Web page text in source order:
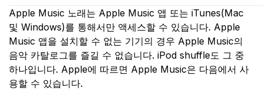
Apple Music 노래는 Apple Music 앱 또는 iTunes(Mac
및 Windows)를 통해서만 액세스할 수 있습니다. Apple
Music 앱을 설치할 수 없는 기기의 경우 Apple Music의
음악 카탈로그를 즐길 수 없습니다. iPod shuffle도 그 중
하나입니다. Apple에 따르면 Apple Music은 다음에서 사
용할 수 있습니다.